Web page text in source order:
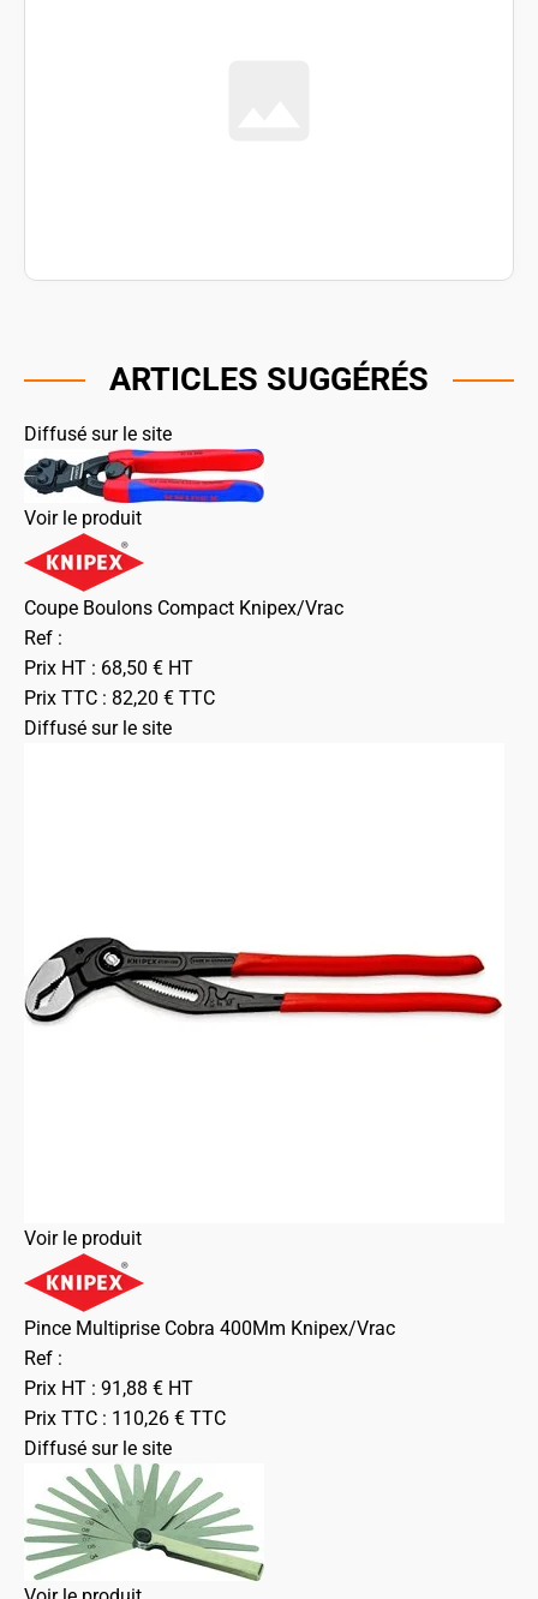
ARTICLES SUGGÉRÉS
Diffusé sur le site
Voir le produit
Coupe Boulons Compact Knipex/Vrac
Ref :
Prix HT : 68,50 € HT
Prix TTC : 82,20 € TTC
Diffusé sur le site
Voir le produit
Pince Multiprise Cobra 400Mm Knipex/Vrac
Ref :
Prix HT : 91,88 € HT
Prix TTC : 110,26 € TTC
Diffusé sur le site